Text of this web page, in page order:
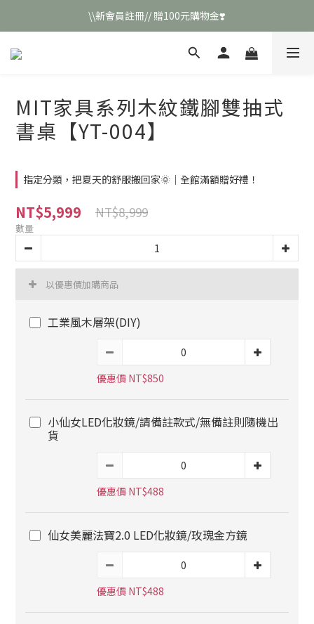
\\新會員註冊// 贈100元購物金❣️
\\新會員註冊// 贈100元購物金❣️
LINE好友招募\\ 回答數字 領取50元折扣碼 //
MIT家具系列木紋鐵腳雙抽式
書桌【YT-004】
指定分類，把夏天的舒服搬回家🌞｜全館滿額贈好禮！
NT$5,999 NT$8,999
數量
以優惠價加購商品
工業風木層架(DIY)
優惠價 NT$850
小仙女LED化妝鏡/請備註款式/無備註則隨機出
貨
優惠價 NT$488
仙女美麗法寶2.0 LED化妝鏡/玫瑰金方鏡
優惠價 NT$488